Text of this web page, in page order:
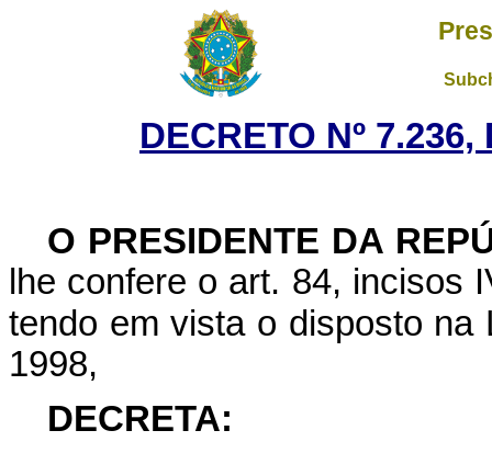
DECRETO Nº
O PRESIDENTE DA
lhe confere o art. 84, incisos
tendo em vista o disposto na
1998,
DECRETA: